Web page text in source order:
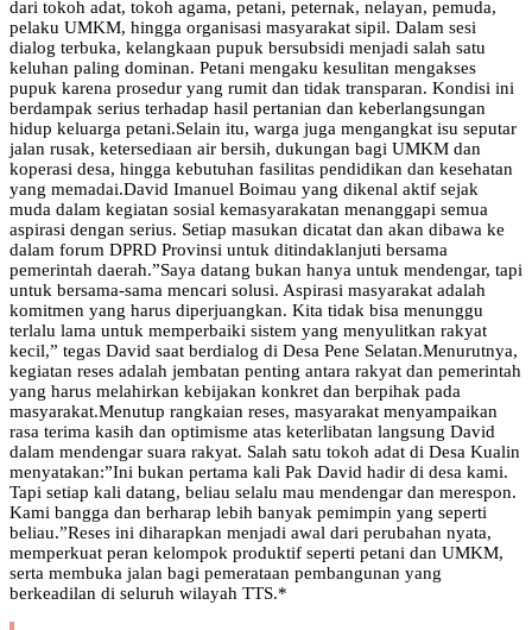
dari tokoh adat, tokoh agama, petani, peternak, nelayan, pemuda,
pelaku UMKM, hingga organisasi masyarakat sipil. Dalam sesi
dialog terbuka, kelangkaan pupuk bersubsidi menjadi salah satu
keluhan paling dominan. Petani mengaku kesulitan mengakses
pupuk karena prosedur yang rumit dan tidak transparan. Kondisi ini
berdampak serius terhadap hasil pertanian dan keberlangsungan
hidup keluarga petani.Selain itu, warga juga mengangkat isu seputar
jalan rusak, ketersediaan air bersih, dukungan bagi UMKM dan
koperasi desa, hingga kebutuhan fasilitas pendidikan dan kesehatan
yang memadai.David Imanuel Boimau yang dikenal aktif sejak
muda dalam kegiatan sosial kemasyarakatan menanggapi semua
aspirasi dengan serius. Setiap masukan dicatat dan akan dibawa ke
dalam forum DPRD Provinsi untuk ditindaklanjuti bersama
pemerintah daerah.”Saya datang bukan hanya untuk mendengar, tapi
untuk bersama-sama mencari solusi. Aspirasi masyarakat adalah
komitmen yang harus diperjuangkan. Kita tidak bisa menunggu
terlalu lama untuk memperbaiki sistem yang menyulitkan rakyat
kecil,” tegas David saat berdialog di Desa Pene Selatan.Menurutnya,
kegiatan reses adalah jembatan penting antara rakyat dan pemerintah
yang harus melahirkan kebijakan konkret dan berpihak pada
masyarakat.Menutup rangkaian reses, masyarakat menyampaikan
rasa terima kasih dan optimisme atas keterlibatan langsung David
dalam mendengar suara rakyat. Salah satu tokoh adat di Desa Kualin
menyatakan:”Ini bukan pertama kali Pak David hadir di desa kami.
Tapi setiap kali datang, beliau selalu mau mendengar dan merespon.
Kami bangga dan berharap lebih banyak pemimpin yang seperti
beliau.”Reses ini diharapkan menjadi awal dari perubahan nyata,
memperkuat peran kelompok produktif seperti petani dan UMKM,
serta membuka jalan bagi pemerataan pembangunan yang
berkeadilan di seluruh wilayah TTS.*